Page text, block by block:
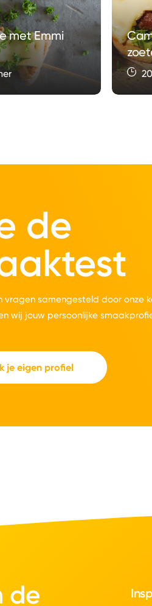
met Emmi
de
vragen samengesteld door onze
wij jouw persoonlijke
je eigen profiel
de